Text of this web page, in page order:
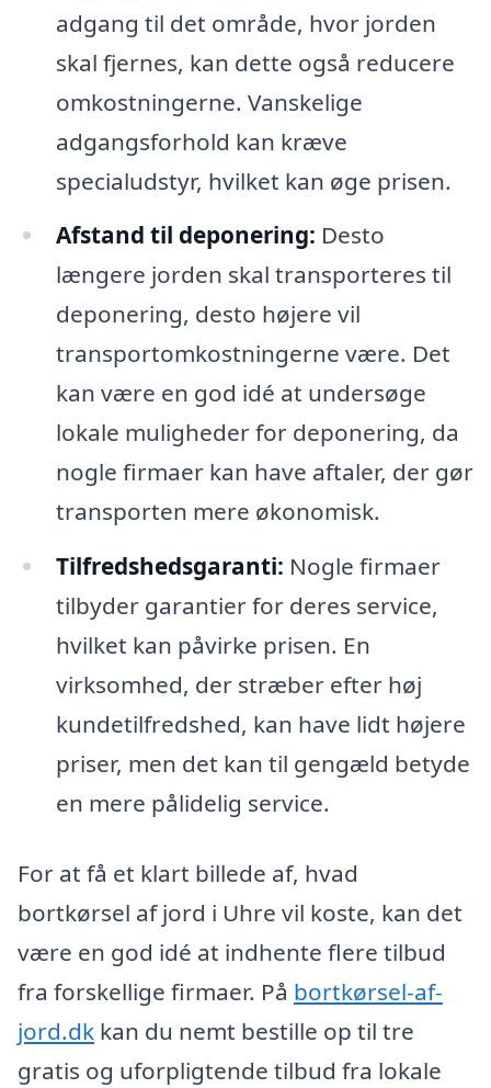
adgang til det område, hvor jorden
skal fjernes, kan dette også reducere
omkostningerne. Vanskelige
adgangsforhold kan kræve
specialudstyr, hvilket kan øge prisen.
Afstand til deponering: Desto
længere jorden skal transporteres til
deponering, desto højere vil
transportomkostningerne være. Det
kan være en god idé at undersøge
lokale muligheder for deponering, da
nogle firmaer kan have aftaler, der gør
transporten mere økonomisk.
Tilfredshedsgaranti: Nogle firmaer
tilbyder garantier for deres service,
hvilket kan påvirke prisen. En
virksomhed, der stræber efter høj
kundetilfredshed, kan have lidt højere
priser, men det kan til gengæld betyde
en mere pålidelig service.
For at få et klart billede af, hvad
bortkørsel af jord i Uhre vil koste, kan det
være en god idé at indhente flere tilbud
fra forskellige firmaer. På bortkørsel-af-
jord.dk kan du nemt bestille op til tre
gratis og uforpligtende tilbud fra lokale